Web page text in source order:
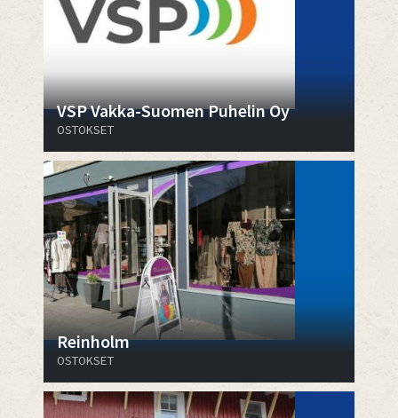
VSP Vakka-Suomen Puhelin Oy
OSTOKSET
Reinholm
OSTOKSET